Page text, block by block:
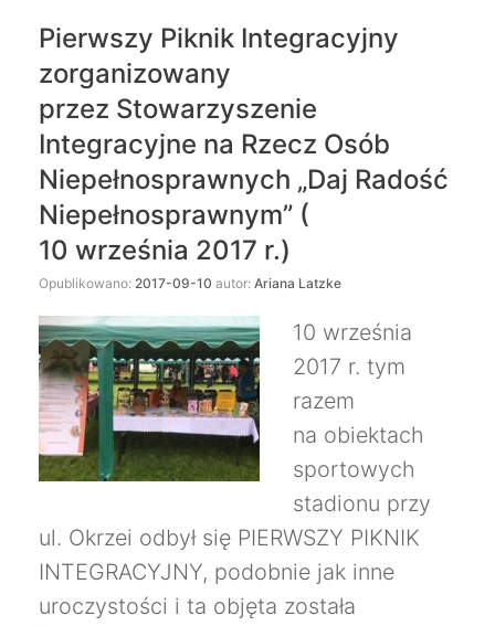
Pierwszy Piknik Integracyjny
zorganizowany
przez Stowarzyszenie
Integracyjne na Rzecz Osób
Niepełnosprawnych „Daj Radość
Niepełnosprawnym” (
10 września 2017 r.)
Opublikowano: 2017-09-10 autor: Ariana Latzke
10 września
2017 r. tym
razem
na obiektach
sportowych
stadionu przy
ul. Okrzei odbył się PIERWSZY PIKNIK
INTEGRACYJNY, podobnie jak inne
uroczystości i ta objęta została